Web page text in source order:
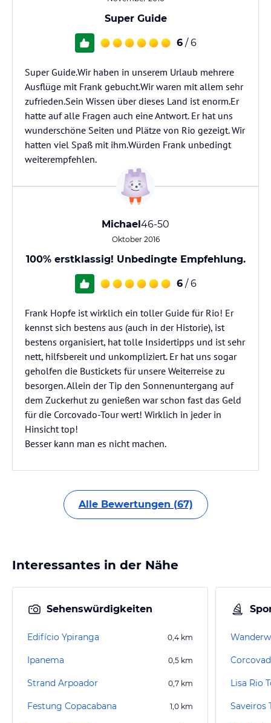
Super Guide
6 / 6
Super Guide.Wir haben in unserem Urlaub mehrere
Ausflüge mit Frank gebucht.Wir waren mit allem sehr
zufrieden.Sein Wissen über dieses Land ist enorm.Er
hatte auf alle Fragen auch eine Antwort. Er hat uns
wunderschöne Seiten und Plätze von Rio gezeigt. Wir
hatten viel Spaß mit ihm.Würden Frank unbedingt
weiterempfehlen.
Michael46-50
Oktober 2016
100% erstklassig! Unbedingte Empfehlung.
6 / 6
Frank Hopfe ist wirklich ein toller Guide für Rio! Er
kennst sich bestens aus (auch in der Historie), ist
bestens organisiert, hat tolle Insidertipps und ist sehr
nett, hilfsbereit und unkompliziert. Er hat uns sogar
geholfen die Bustickets für unsere Weiterreise zu
besorgen. Allein der Tip den Sonnenuntergang auf
dem Zuckerhut zu genießen war schon fast das Geld
für die Corcovado-Tour wert! Wirklich in jeder in
Hinsicht top!
Besser kann man es nicht machen.
Alle Bewertungen (67)
Interessantes in der Nähe
Sehenswürdigkeiten
Edifício Ypiranga 0,4 km
Ipanema 0,5 km
Strand Arpoador 0,7 km
Festung Copacabana 1,0 km
Lisa Rio
Saveiros